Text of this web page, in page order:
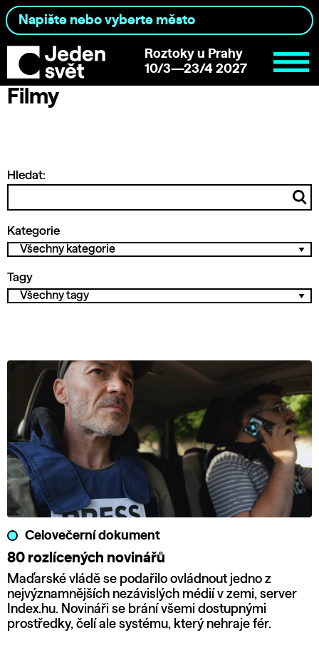
Roztoky u Prahy
10/3—23/4 2027
Filmy
Hledat:
Kategorie
Tagy
Celovečerní dokument
80 rozlícených novinářů
Maďarské vládě se podařilo ovládnout jedno z
nejvýznamnějších nezávislých médií v zemi, server
Index.hu. Novináři se brání všemi dostupnými
prostředky, čelí ale systému, který nehraje fér.